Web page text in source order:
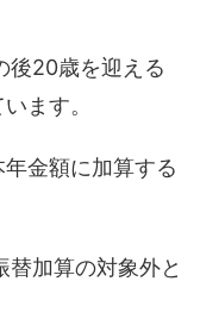
後20歳を迎える
ます。
金額に加算する
加算の対象外と